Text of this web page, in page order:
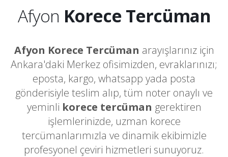
Afyon Korece Tercüman
Afyon Korece Tercüman arayışlarınız için
Ankara'daki Merkez ofisimizden, evraklarınızı;
eposta, kargo, whatsapp yada posta
gönderisiyle teslim alıp, tüm noter onaylı ve
yeminli korece tercüman gerektiren
işlemlerinizde, uzman korece
tercümanlarımızla ve dinamik ekibimizle
profesyonel çeviri hizmetleri sunuyoruz.